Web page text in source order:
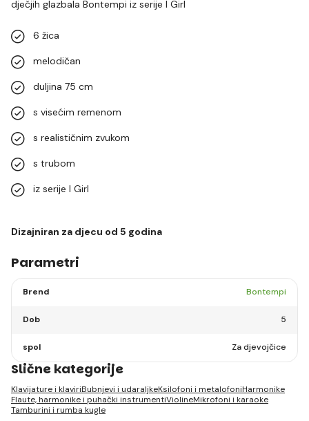
dječjih glazbala Bontempi iz serije I Girl
6 žica
melodičan
duljina 75 cm
s visećim remenom
s realističnim zvukom
s trubom
iz serije I Girl
Dizajniran za djecu od 5 godina
Parametri
Brend Bontempi
Dob 5
spol Za djevojčice
Slične kategorije
Klavijature i klaviriBubnjevi i udaraljkeKsilofoni i metalofoniHarmonike
Flaute, harmonike i puhački instrumentiViolineMikrofoni i karaoke
Tamburini i rumba kugle